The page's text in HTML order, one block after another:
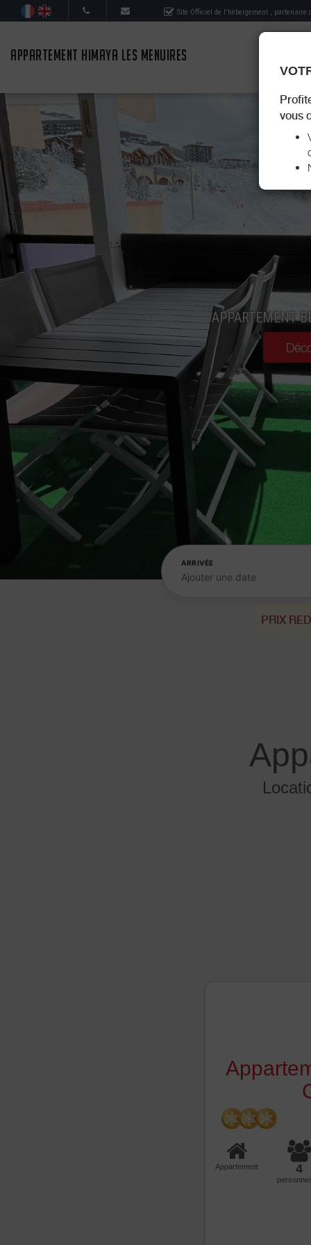
Site Officiel de l'hébergement , partenaire
APPARTEMENT HIMAYA LES MENUIRES
vous
APPARTEMENT
ARRIVÉE
Ajouter une date
PRIX
Appartement 4